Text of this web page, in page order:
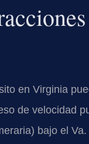
en Virginia
de velocidad
bajo el